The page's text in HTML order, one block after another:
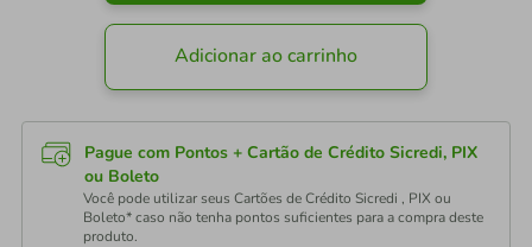
Adicionar ao carrinho
Pague com Pontos + Cartão de Crédito Sicredi, PIX
ou Boleto
Você pode utilizar seus Cartões de Crédito Sicredi , PIX ou
Boleto* caso não tenha pontos suficientes para a compra deste
produto.